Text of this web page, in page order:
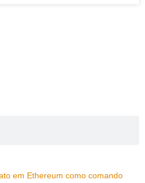
em Ethereum como comando